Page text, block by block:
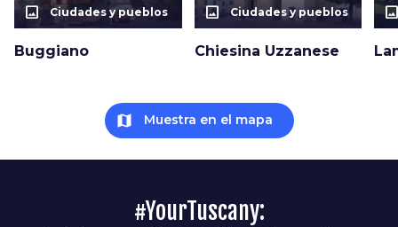
photo_size_select_actual Ciudades y pueblos
Buggiano
photo_size_select_actual Ciudades y pueblos
Chiesina Uzzanese
map Muestra en el mapa
#YourTuscany: